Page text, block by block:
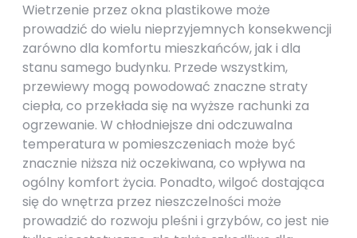
Wietrzenie przez okna plastikowe może
prowadzić do wielu nieprzyjemnych konsekwencji
zarówno dla komfortu mieszkańców, jak i dla
stanu samego budynku. Przede wszystkim,
przewiewy mogą powodować znaczne straty
ciepła, co przekłada się na wyższe rachunki za
ogrzewanie. W chłodniejsze dni odczuwalna
temperatura w pomieszczeniach może być
znacznie niższa niż oczekiwana, co wpływa na
ogólny komfort życia. Ponadto, wilgoć dostająca
się do wnętrza przez nieszczelności może
prowadzić do rozwoju pleśni i grzybów, co jest nie